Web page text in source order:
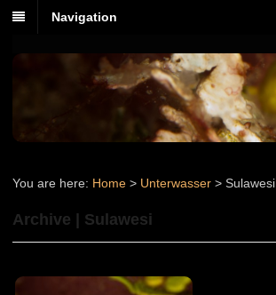
Navigation
You are here: Home > Unterwasser > Sulawesi
Archive | Sulawesi